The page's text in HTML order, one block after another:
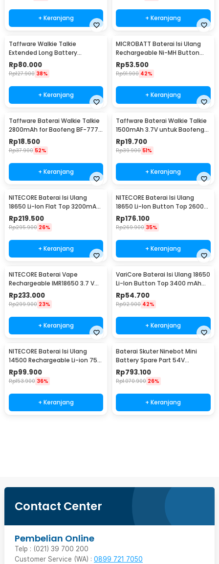
+ Keranjang + Keranjang
Taffware Walkie Talkie
Extended Long Battery
3800mAh - BL-5
Rp80.000
Rp127.900 38%
+ Keranjang
MICROBATT Baterai Isi Ulang
Rechargeable Ni-MH Button
Top 1.2V AA-1000mAh
Rp53.500
Rp91.900 42%
+ Keranjang
Taffware Baterai Walkie Talkie
2800mAh for Baofeng BF-777S
666S 888S
Rp18.500
Rp37.900 52%
+ Keranjang
Taffware Baterai Walkie Talkie
1500mAh 3.7V untuk Baofeng
BF-UV3R - BL-3
Rp19.700
Rp39.900 51%
+ Keranjang
NITECORE Baterai Isi Ulang
18650 Li-Ion Flat Top 3200mAh
3.7V 1 PCS - NL1832
Rp219.500
Rp295.900 26%
+ Keranjang
NITECORE Baterai Isi Ulang
18650 Li-Ion Button Top 2600
mAh 3.7V 1 PCS - NL1826
Rp176.100
Rp269.900 35%
+ Keranjang
NITECORE Baterai Vape
Rechargeable IMR18650 3.7 V
3100mAh 1 PCS
Rp233.000
Rp299.900 23%
+ Keranjang
VariCore Baterai Isi Ulang 18650
Li-Ion Button Top 3400 mAh
3.7V 1 PCS 3400mAh
Rp54.700
Rp92.900 42%
+ Keranjang
NITECORE Baterai Isi Ulang
14500 Rechargeable Li-ion 750
mAh 3.6 V 1PC - NL1475R
Rp99.900
Rp153.900 36%
+ Keranjang
Baterai Skuter Ninebot Mini
Battery Spare Part 54V
4900mAh
Rp793.100
Rp1.070.900 26%
+ Keranjang
Contact Center
Pembelian Online
Telp : (021) 39 700 200
Customer Service (WA) : 0899 721 7050